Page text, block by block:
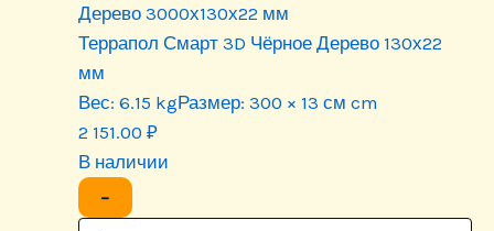
Дерево 3000х130х22 мм
Террапол Смарт 3D Чёрное Дерево 130х22
мм
Вес: 6.15 kgРазмер: 300 × 13 см cm
2 151.00 ₽
В наличии
−